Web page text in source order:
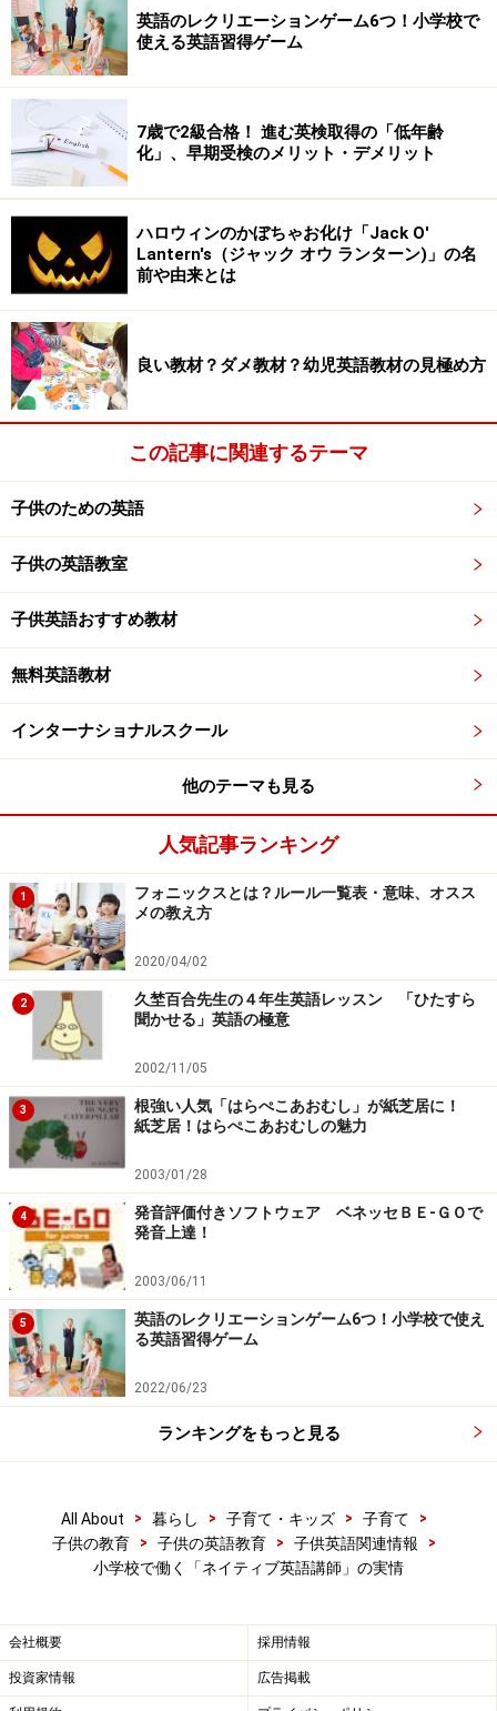
件になってきました。
＞＞その結果、新しいサービスが出てきました＞＞
※記事内容は執筆時点のものです。最新の内容をご確認くださ
英語のレクリエーションゲーム6つ！小学校で
使える英語習得ゲーム
7歳で2級合格！ 進む英検取得の「低年齢
化」、早期受検のメリット・デメリット
ハロウィンのかぼちゃお化け「Jack O'
Lantern's（ジャック オウ ランターン)」の名
前や由来とは
良い教材？ダメ教材？幼児英語教材の見極め方
この記事に関連するテーマ
子供のための英語
子供の英語教室
子供英語おすすめ教材
無料英語教材
インターナショナルスクール
他のテーマも見る
人気記事ランキング
1
フォニックスとは？ルール一覧表・意味、オスス
メの教え方
2020/04/02
2
久埜百合先生の４年生英語レッスン 「ひたすら
聞かせる」英語の極意
2002/11/05
3
根強い人気「はらぺこあおむし」が紙芝居に！
紙芝居！はらぺこあおむしの魅力
2003/01/28
4
発音評価付きソフトウェア ベネッセＢＥ-ＧＯで
発音上達！
2003/06/11
5
英語のレクリエーションゲーム6つ！小学校で使え
る英語習得ゲーム
2022/06/23
ランキングをもっと見る
All About > 暮らし > 子育て・キッズ > 子育て
>
子供の教育
> 子供の英語教育 > 子供英語関連情報
>
小学校で働く「ネイティブ英語講師」の実情
会社概要 採用情報
投資家情報 広告掲載